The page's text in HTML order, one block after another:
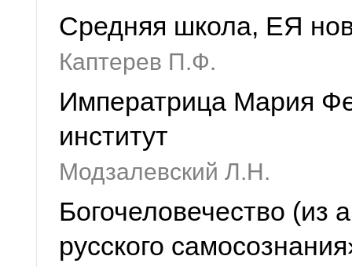
Средняя школа, ЕЯ
Каптерев П.Ф.
Императрица Мария
институт
Модзалевский Л.Н.
Богочеловечество (из
русского